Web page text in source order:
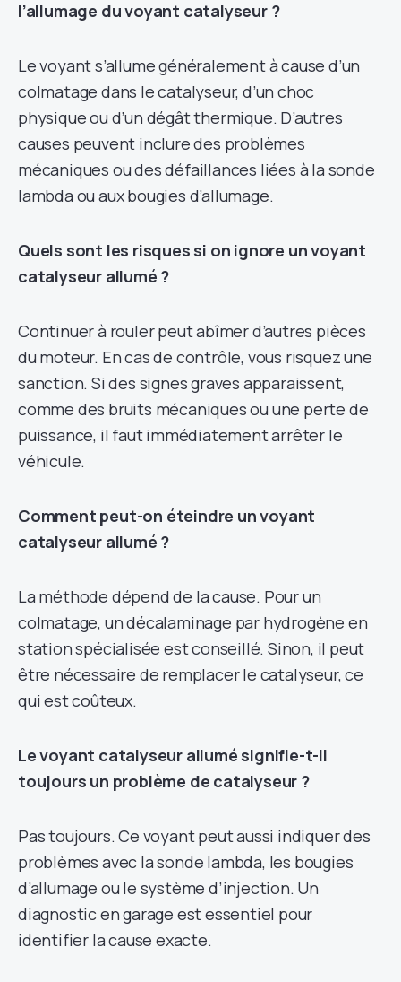
l’allumage du voyant catalyseur ?
Le voyant s’allume généralement à cause d’un
colmatage dans le catalyseur, d’un choc
physique ou d’un dégât thermique. D’autres
causes peuvent inclure des problèmes
mécaniques ou des défaillances liées à la sonde
lambda ou aux bougies d’allumage.
Quels sont les risques si on ignore un voyant
catalyseur allumé ?
Continuer à rouler peut abîmer d’autres pièces
du moteur. En cas de contrôle, vous risquez une
sanction. Si des signes graves apparaissent,
comme des bruits mécaniques ou une perte de
puissance, il faut immédiatement arrêter le
véhicule.
Comment peut-on éteindre un voyant
catalyseur allumé ?
La méthode dépend de la cause. Pour un
colmatage, un décalaminage par hydrogène en
station spécialisée est conseillé. Sinon, il peut
être nécessaire de remplacer le catalyseur, ce
qui est coûteux.
Le voyant catalyseur allumé signifie-t-il
toujours un problème de catalyseur ?
Pas toujours. Ce voyant peut aussi indiquer des
problèmes avec la sonde lambda, les bougies
d’allumage ou le système d’injection. Un
diagnostic en garage est essentiel pour
identifier la cause exacte.